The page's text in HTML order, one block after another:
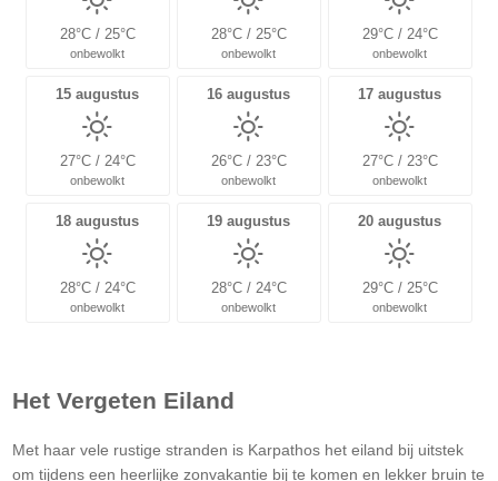
28°C / 25°C
onbewolkt
28°C / 25°C
onbewolkt
29°C / 24°C
onbewolkt
15 augustus
27°C / 24°C
onbewolkt
16 augustus
26°C / 23°C
onbewolkt
17 augustus
27°C / 23°C
onbewolkt
18 augustus
28°C / 24°C
onbewolkt
19 augustus
28°C / 24°C
onbewolkt
20 augustus
29°C / 25°C
onbewolkt
Het Vergeten Eiland
Met haar vele rustige stranden is Karpathos het eiland bij uitstek
om tijdens een heerlijke zonvakantie bij te komen en lekker bruin te